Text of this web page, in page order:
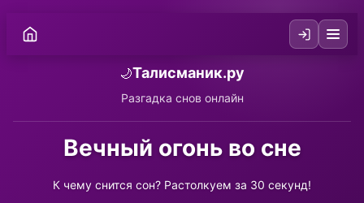
🌙Талисманик.ру
Разгадка снов онлайн
Вечный огонь во сне
К чему снится сон? Растолкуем за 30 секунд!